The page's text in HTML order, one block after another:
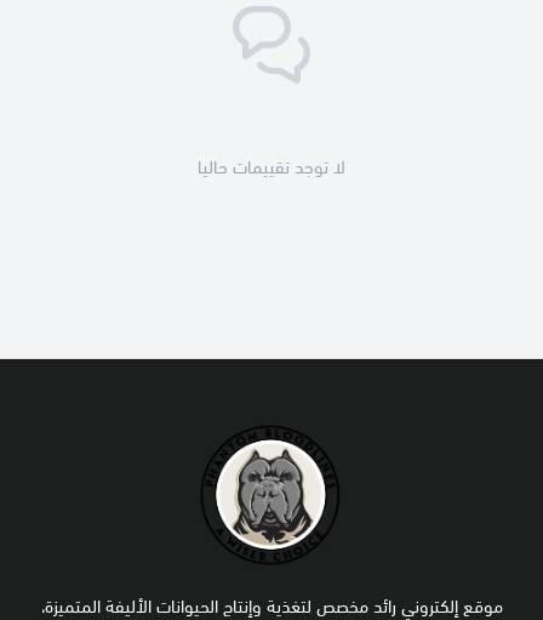
لا توجد تقييمات حاليا
موقع إلكتروني رائد مخصص لتغذية وإنتاج الحيوانات الأليفة المتميزة،